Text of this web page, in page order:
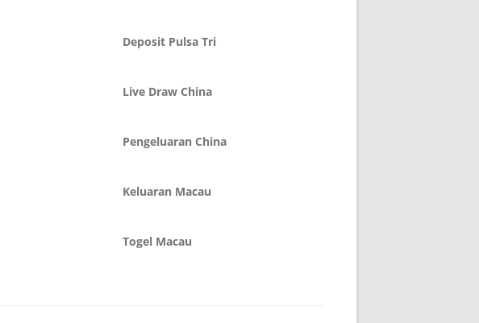
Deposit Pulsa Tri
Live Draw China
Pengeluaran China
Keluaran Macau
Togel Macau